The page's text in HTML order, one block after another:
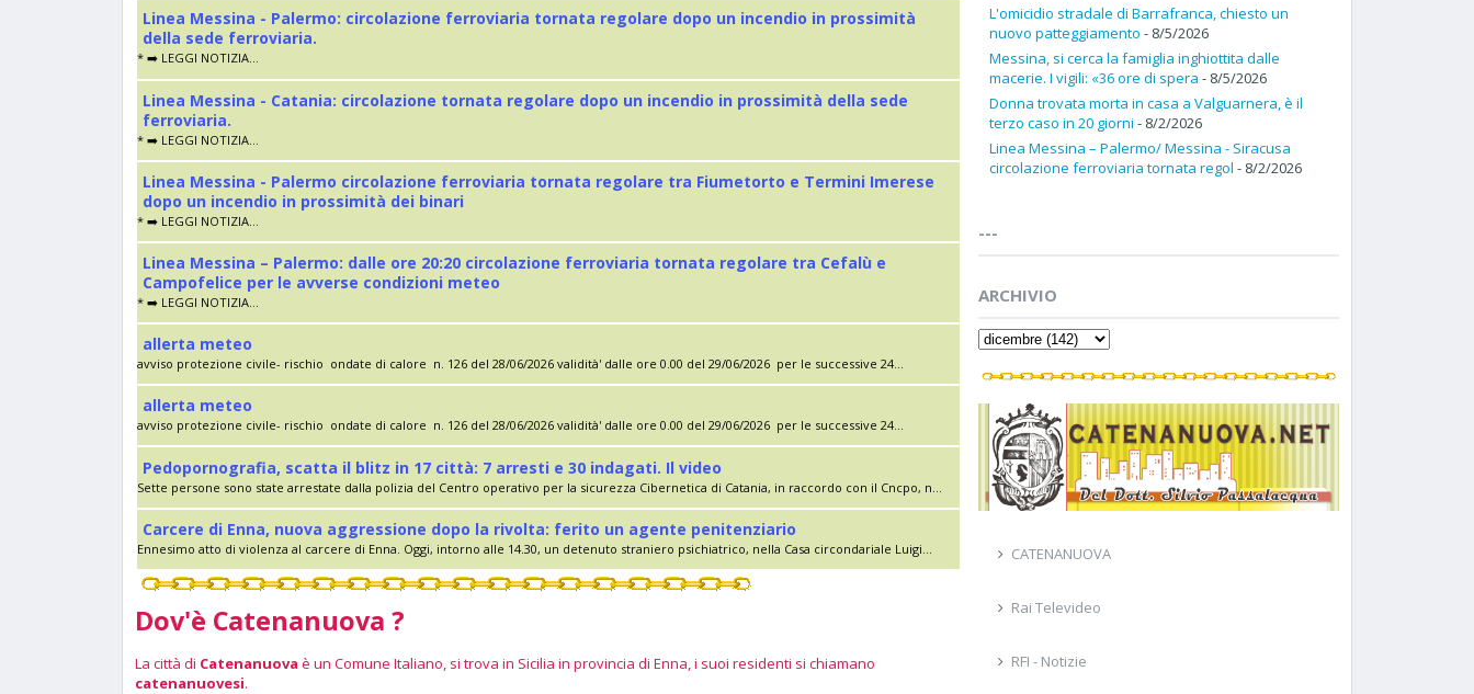
Linea Messina - Palermo: circolazione ferroviaria tornata regolare dopo un incendio in prossimità
della sede ferroviaria.
* ➡️ LEGGI NOTIZIA...
Linea Messina - Catania: circolazione tornata regolare dopo un incendio in prossimità della sede
ferroviaria.
* ➡️ LEGGI NOTIZIA...
Linea Messina - Palermo circolazione ferroviaria tornata regolare tra Fiumetorto e Termini Imerese
dopo un incendio in prossimità dei binari
* ➡️ LEGGI NOTIZIA...
Linea Messina – Palermo: dalle ore 20:20 circolazione ferroviaria tornata regolare tra Cefalù e
Campofelice per le avverse condizioni meteo
* ➡️ LEGGI NOTIZIA...
allerta meteo
avviso protezione civile- rischio ondate di calore n. 126 del 28/06/2026 validità' dalle ore 0.00 del 29/06/2026 per le successive 24...
allerta meteo
avviso protezione civile- rischio ondate di calore n. 126 del 28/06/2026 validità' dalle ore 0.00 del 29/06/2026 per le successive 24...
Pedopornografia, scatta il blitz in 17 città: 7 arresti e 30 indagati. Il video
Sette persone sono state arrestate dalla polizia del Centro operativo per la sicurezza Cibernetica di Catania, in raccordo con il Cncpo, n...
Carcere di Enna, nuova aggressione dopo la rivolta: ferito un agente penitenziario
Ennesimo atto di violenza al carcere di Enna. Oggi, intorno alle 14.30, un detenuto straniero psichiatrico, nella Casa circondariale Luigi...
Dov'è Catenanuova ?
La città di Catenanuova è un Comune Italiano, si trova in Sicilia in provincia di Enna, i suoi residenti si chiamano
catenanuovesi.
L'omicidio stradale di Barrafranca, chiesto un
nuovo patteggiamento - 8/5/2026
Messina, si cerca la famiglia inghiottita dalle
macerie. I vigili: «36 ore di spera - 8/5/2026
Donna trovata morta in casa a Valguarnera, è il
terzo caso in 20 giorni - 8/2/2026
Linea Messina – Palermo/ Messina - Siracusa
circolazione ferroviaria tornata regol - 8/2/2026
---
ARCHIVIO
CATENANUOVA
Rai Televideo
RFI - Notizie